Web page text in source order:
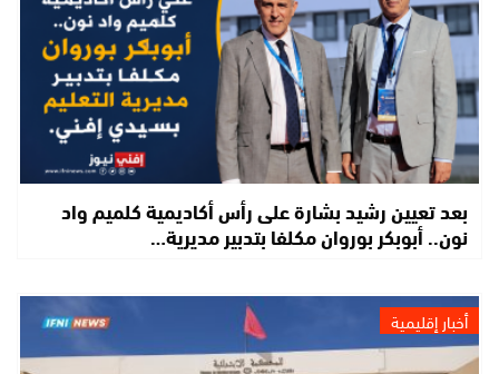
بعد تعيين رشيد بشارة على رأس أكاديمية كلميم واد
نون.. أبوبكر بوروان مكلفا بتدبير مديرية…
أخبار إقليمية